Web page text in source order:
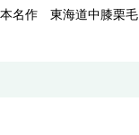
名作 東海道中膝栗毛